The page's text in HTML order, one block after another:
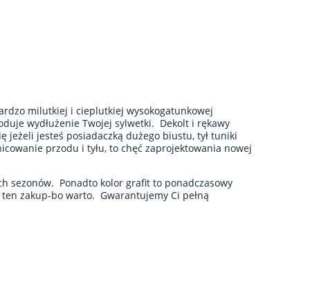
milutkiej i cieplutkiej wysokogatunkowej
wydłużenie Twojej sylwetki. Dekolt i rękawy
jeżeli jesteś posiadaczką dużego biustu, tył tuniki
przodu i tyłu, to chęć zaprojektowania nowej
sezonów. Ponadto kolor grafit to ponadczasowy
zakup-bo warto. Gwarantujemy Ci pełną